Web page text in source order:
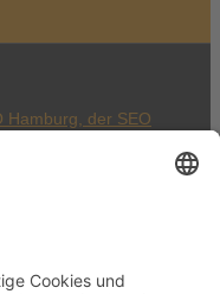
Hamburg, der SEO
92 439